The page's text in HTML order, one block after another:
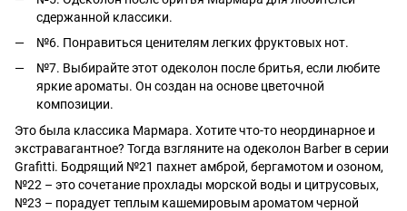
сдержанной классики.
№6. Понравиться ценителям легких фруктовых нот.
№7. Выбирайте этот одеколон после бритья, если любите
яркие ароматы. Он создан на основе цветочной
композиции.
Это была классика Мармара. Хотите что-то неординарное и
экстравагантное? Тогда взгляните на одеколон Barber в серии
Grafitti. Бодрящий №21 пахнет амброй, бергамотом и озоном,
№22 – это сочетание прохлады морской воды и цитрусовых,
№23 – порадует теплым кашемировым ароматом черной